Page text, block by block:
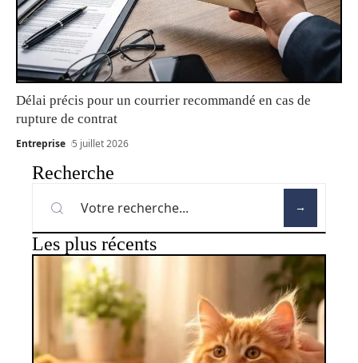
Délai précis pour un courrier recommandé en cas de
rupture de contrat
Entreprise 5 juillet 2026
Recherche
Les plus récents